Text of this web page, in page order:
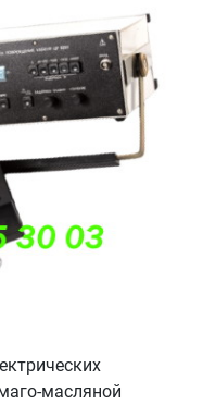
масляной